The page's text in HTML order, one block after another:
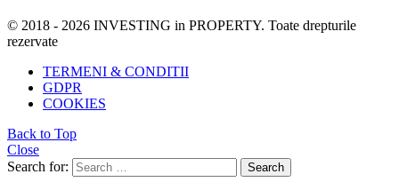
© 2018 - 2026 INVESTING in PROPERTY. Toate drepturile
rezervate
TERMENI & CONDITII
GDPR
COOKIES
Back to Top
Close
Search for:
Search